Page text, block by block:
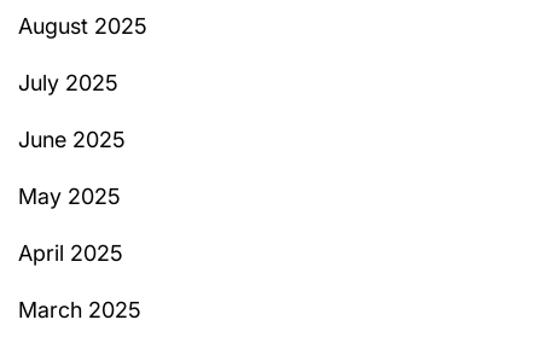
August 2025
July 2025
June 2025
May 2025
April 2025
March 2025